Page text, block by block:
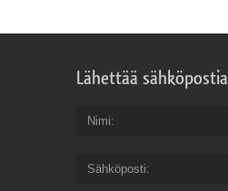
Lähettää sähköpostia
Nimi
Sähköposti